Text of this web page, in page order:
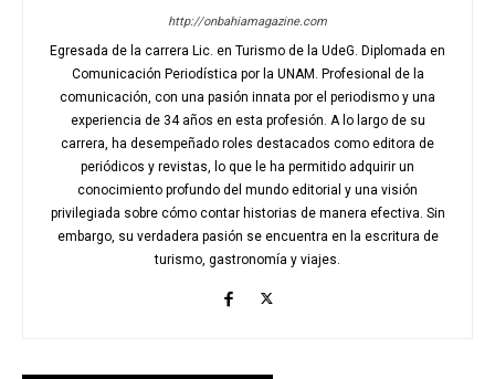
http://onbahiamagazine.com
Egresada de la carrera Lic. en Turismo de la UdeG. Diplomada en
Comunicación Periodística por la UNAM. Profesional de la
comunicación, con una pasión innata por el periodismo y una
experiencia de 34 años en esta profesión. A lo largo de su
carrera, ha desempeñado roles destacados como editora de
periódicos y revistas, lo que le ha permitido adquirir un
conocimiento profundo del mundo editorial y una visión
privilegiada sobre cómo contar historias de manera efectiva. Sin
embargo, su verdadera pasión se encuentra en la escritura de
turismo, gastronomía y viajes.